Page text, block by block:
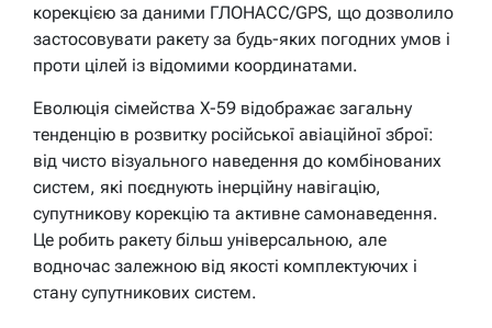
корекцією за даними ГЛОНАСС/GPS, що дозволило
застосовувати ракету за будь-яких погодних умов і
проти цілей із відомими координатами.
Еволюція сімейства Х-59 відображає загальну
тенденцію в розвитку російської авіаційної зброї:
від чисто візуального наведення до комбінованих
систем, які поєднують інерційну навігацію,
супутникову корекцію та активне самонаведення.
Це робить ракету більш універсальною, але
водночас залежною від якості комплектуючих і
стану супутникових систем.